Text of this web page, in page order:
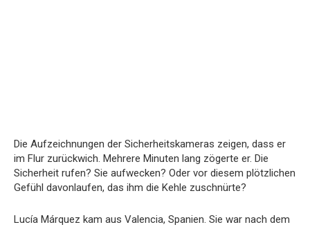
Die Aufzeichnungen der Sicherheitskameras zeigen, dass er
im Flur zurückwich. Mehrere Minuten lang zögerte er. Die
Sicherheit rufen? Sie aufwecken? Oder vor diesem plötzlichen
Gefühl davonlaufen, das ihm die Kehle zuschnürte?
Lucía Márquez kam aus Valencia, Spanien. Sie war nach dem